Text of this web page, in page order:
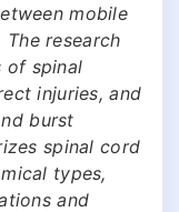
mobile
research
of spinal
injuries, and
burst
spinal cord
types,
and